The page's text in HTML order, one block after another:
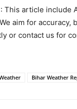
This article include
aim for
or contact us for
Bihar Weather